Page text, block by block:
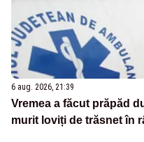
6 aug. 2026, 21:39
Vremea a făcut prăpăd
murit loviți de trăsnet în